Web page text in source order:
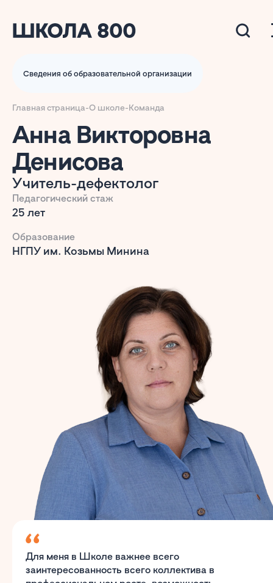
Сведения об образовательной организации
Главная страница-О школе-Команда
Анна Викторовна
Денисова
Учитель-дефектолог
Педагогический стаж
25 лет
Образование
НГПУ им. Козьмы Минина
Для меня в Школе важнее всего
заинтересованность всего коллектива в